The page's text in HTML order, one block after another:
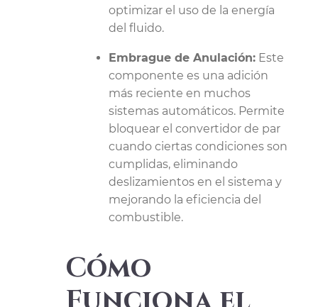
optimizar el uso de la energía
del fluido.
Embrague de Anulación: Este
componente es una adición
más reciente en muchos
sistemas automáticos. Permite
bloquear el convertidor de par
cuando ciertas condiciones son
cumplidas, eliminando
deslizamientos en el sistema y
mejorando la eficiencia del
combustible.
Cómo